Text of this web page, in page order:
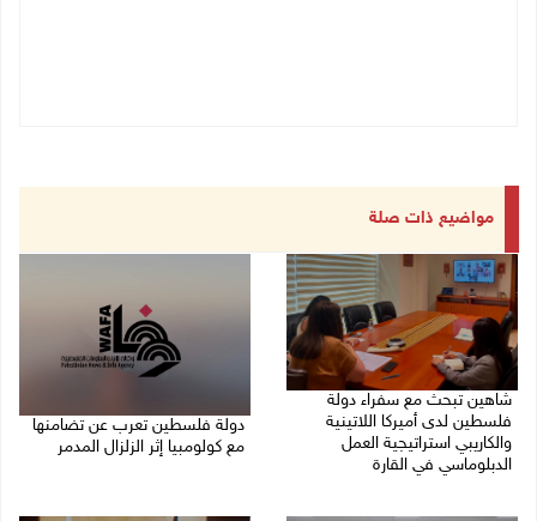
مواضيع ذات صلة
شاهين تبحث مع سفراء دولة
فلسطين لدى أميركا اللاتينية
والكاريبي استراتيجية العمل
الدبلوماسي في القارة
دولة فلسطين تعرب عن تضامنها
مع كولومبيا إثر الزلزال المدمر